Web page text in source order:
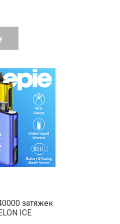
затяжек
ICE